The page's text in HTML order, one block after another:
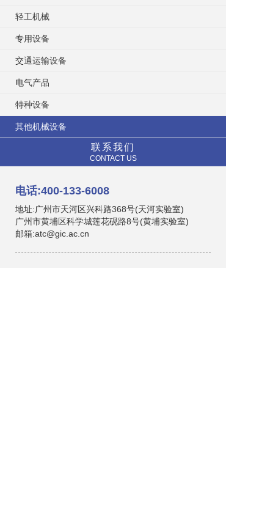
轻工机械
专用设备
交通运输设备
电气产品
特种设备
其他机械设备
联系我们
CONTACT US
电话:400-133-6008
地址:广州市天河区兴科路368号(天河实验室)
广州市黄埔区科学城莲花砚路8号(黄埔实验室)
邮箱:atc@gic.ac.cn